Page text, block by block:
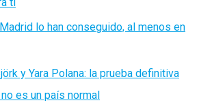
lo han conseguido, al menos en
y Yara Polana: la prueba definitiva
es un país normal